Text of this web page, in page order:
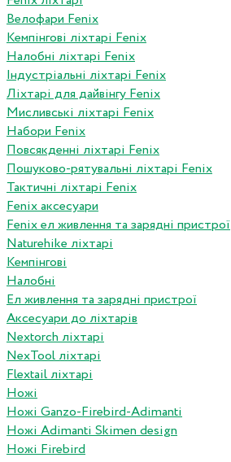
Велофари Fenix
Кемпінгові ліхтарі Fenix
Налобні ліхтарі Fenix
Індустріальні ліхтарі Fenix
Ліхтарі для дайвінгу Fenix
Мисливські ліхтарі Fenix
Набори Fenix
Повсякденні ліхтарі Fenix
Пошуково-рятувальні ліхтарі Fenix
Тактичні ліхтарі Fenix
Fenix аксесуари
Fenix ел живлення та зарядні пристрої
Naturehike ліхтарі
Кемпінгові
Налобні
Ел живлення та зарядні пристрої
Аксесуари до ліхтарів
Nextorch ліхтарі
NexTool ліхтарі
Flextail ліхтарі
Ножі
Ножі Ganzo-Firebird-Adimanti
Ножі Adimanti Skimen design
Ножі Firebird